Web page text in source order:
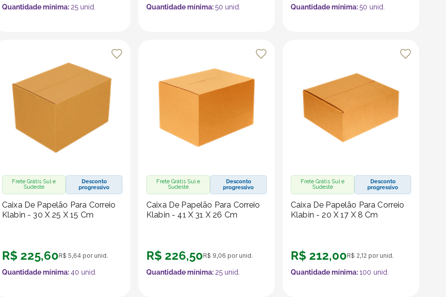
Quantidade mínima: 25 unid. Quantidade mínima:50 unid. Quantidade mínima:50 unid.
Frete Grátis Sul e
Sudeste
Desconto
progressivo
Caixa De Papelão Para Correio
Klabin - 30 X 25 X 15 Cm
R$ 225,60R$ 5,64 por unid.
Quantidade mínima:40 unid.
Frete Grátis Sul e
Sudeste
Desconto
progressivo
Caixa De Papelão Para Correio
Klabin - 41 X 31 X 26 Cm
R$ 226,50R$ 9,06 por unid.
Quantidade mínima: 25unid.
Frete Grátis Sul e
Sudeste
Desconto
progressivo
Caixa De Papelão Para Correio
Klabin - 20 X 17 X 8 Cm
R$ 212,00R$ 2,12 por unid.
Quantidade mínima:100 unid.